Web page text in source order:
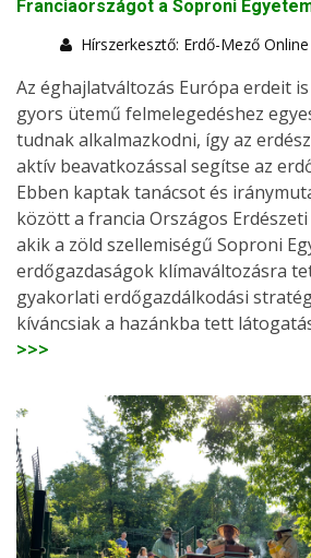
Franciaországot a Soproni
Hírszerkesztő: Erdő-Mező Online
Az éghajlatváltozás Európa erdeit
gyors ütemű felmelegedéshez
tudnak alkalmazkodni, így az
aktív beavatkozással segítse az
Ebben kaptak tanácsot és
között a francia Országos
akik a zöld szellemiségű Soproni
erdőgazdaságok klímaváltozásra
gyakorlati erdőgazdálkodási
kíváncsiak a hazánkba tett
>>>